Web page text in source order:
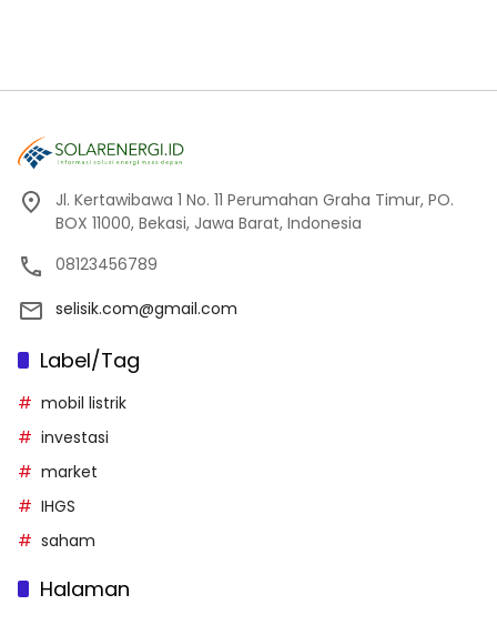
Jl. Kertawibawa 1 No. 11 Perumahan Graha Timur, PO.
BOX 11000, Bekasi, Jawa Barat, Indonesia
08123456789
selisik.com@gmail.com
Label/Tag
mobil listrik
investasi
market
IHGS
saham
Halaman